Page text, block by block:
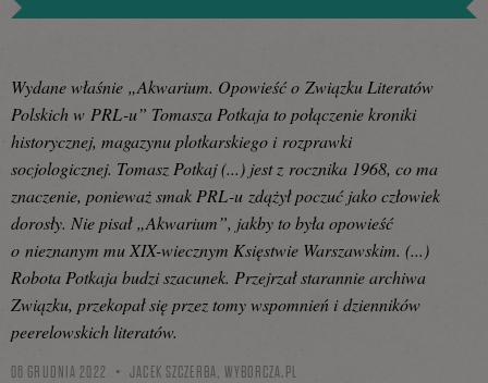
Wydane właśnie „Akwarium. Opowieść o Związku Literatów
Polskich w PRL-u” Tomasza Potkaja to połączenie kroniki
historycznej, magazynu plotkarskiego i rozprawki
socjologicznej. Tomasz Potkaj (...) jest z rocznika 1968, co ma
znaczenie, ponieważ smak PRL-u zdążył poczuć jako człowiek
dorosły. Nie pisał „Akwarium”, jakby to była opowieść
o nieznanym mu XIX-wiecznym Księstwie Warszawskim. (...)
Robota Potkaja budzi szacunek. Przejrzał starannie archiwa
Związku, przekopał się przez tomy wspomnień i dzienników
peerelowskich literatów.
06 GRUDNIA 2022 JACEK SZCZERBA,WYBORCZA.PL